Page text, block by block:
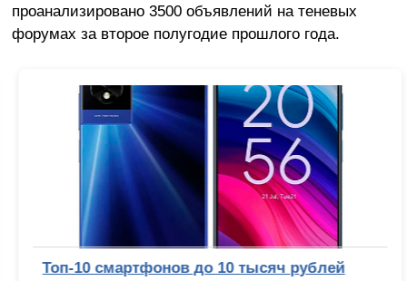
проанализировано 3500 объявлений на теневых
форумах за второе полугодие прошлого года.
Топ-10 смартфонов до 10 тысяч рублей